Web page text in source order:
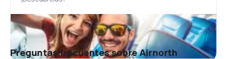
Preguntas frecuentes sobre Airnorth